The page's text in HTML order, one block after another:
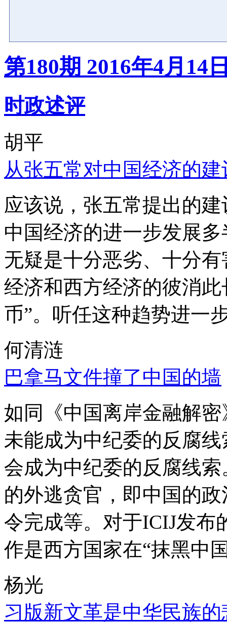
第180期 2016年4月14
时政述评
胡平
从张五常对中国经济的
应该说，张五常提出的
中国经济的进一步发展
无疑是十分恶劣、十分
经济和西方经济的彼消
币”。听任这种趋势进一
何清涟
巴拿马文件撞了中国的墙
如同《中国离岸金融解
未能成为中纪委的反腐
会成为中纪委的反腐线
的外逃贪官，即中国的
令完成等。对于ICIJ发布
作是西方国家在“抹黑中
杨光
习版新文革是中华民族的